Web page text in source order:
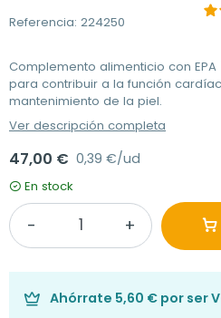
Referencia: 224250
Complemento alimenticio con
para contribuir a la función
mantenimiento de la piel.
Ver descripción completa
47,00 € 0,39 €/ud
En stock
Ahórrate 5,60 € por ser